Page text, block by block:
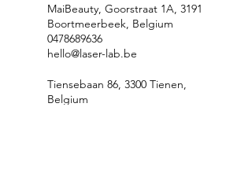
MaiBeauty, Goorstraat 1A, 3191
Boortmeerbeek, Belgium
0478689636
hello@laser-lab.be
Tiensebaan 86, 3300 Tienen,
Belgium